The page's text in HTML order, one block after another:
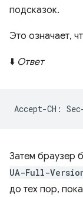
подсказок.
Это означает,
⬇️ Ответ
Затем браузер
UA-Full-
до тех пор,